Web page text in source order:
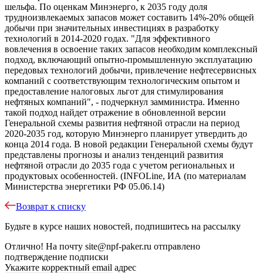
шельфа. По оценкам Минэнерго, к 2035 году доля
трудноизвлекаемых запасов может составить 14%-20% общей
добычи при значительных инвестициях в разработку
технологий в 2014-2020 годах. "Для эффективного
вовлечения в освоение таких запасов необходим комплексный
подход, включающий опытно-промышленную эксплуатацию
передовых технологий добычи, привлечение нефтесервисных
компаний с соответствующим технологическим опытом и
предоставление налоговых льгот для стимулирования
нефтяных компаний", - подчеркнул замминистра. Именно
такой подход найдет отражение в обновленной версии
Генеральной схемы развития нефтяной отрасли на период
2020-2035 год, которую Минэнерго планирует утвердить до
конца 2014 года. В новой редакции Генеральной схемы будут
представлены прогнозы и анализ тенденций развития
нефтяной отрасли до 2035 года с учетом региональных и
продуктовых особенностей. (INFOLine, ИА (по материалам
Министерства энергетики РФ 05.06.14)
Возврат к списку
Будьте в курсе наших новостей, подпишитесь на рассылку
Отлично! На почту site@npf-paker.ru отправлено
подтверждение подписки
Укажите корректный email адрес